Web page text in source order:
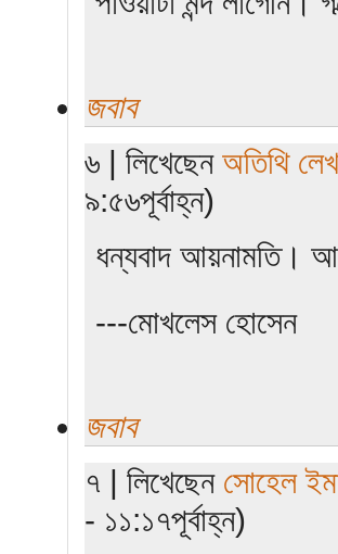
জবাব
৬ | লিখেছেন অতিথি
৯:৫৬পূর্বাহ্ন)
ধন্যবাদ আয়নামতি।
---মোখলেস হোসেন
জবাব
৭ | লিখেছেন সোহেল
- ১১:১৭পূর্বাহ্ন)